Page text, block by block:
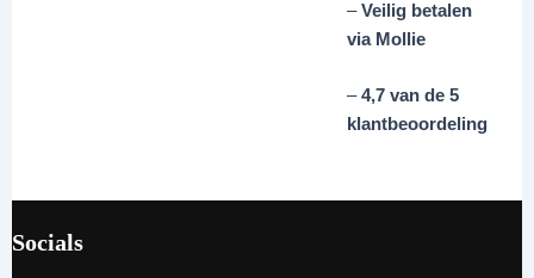
–Veilig betalen
via Mollie
–4,7 van de 5
klantbeoordeling
Socials